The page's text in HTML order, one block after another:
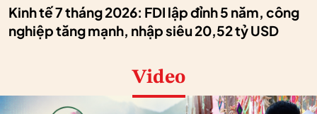
Kinh tế 7 tháng 2026: FDI lập đỉnh 5 năm, công
nghiệp tăng mạnh, nhập siêu 20,52 tỷ USD
Video